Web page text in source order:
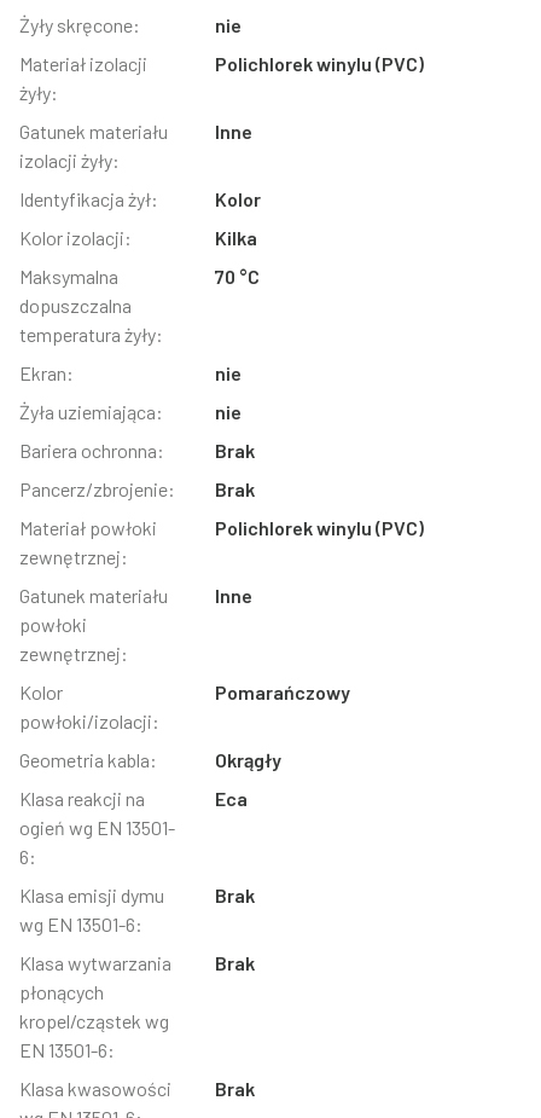
Żyły skręcone:
nie
Materiał izolacji
żyły:
Polichlorek winylu (PVC)
Gatunek materiału
izolacji żyły:
Inne
Identyfikacja żył:
Kolor
Kolor izolacji:
Kilka
Maksymalna
dopuszczalna
temperatura żyły:
70 °C
Ekran:
nie
Żyła uziemiająca:
nie
Bariera ochronna:
Brak
Pancerz/zbrojenie:
Brak
Materiał powłoki
zewnętrznej:
Polichlorek winylu (PVC)
Gatunek materiału
powłoki
zewnętrznej:
Inne
Kolor
powłoki/izolacji:
Pomarańczowy
Geometria kabla:
Okrągły
Klasa reakcji na
ogień wg EN 13501-
6:
Eca
Klasa emisji dymu
wg EN 13501-6:
Brak
Klasa wytwarzania
płonących
kropel/cząstek wg
EN 13501-6:
Brak
Klasa kwasowości
Brak